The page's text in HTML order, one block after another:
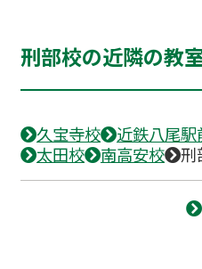
刑部校の近隣の教
久宝寺校 近鉄八尾駅
太田校
南高安校 刑